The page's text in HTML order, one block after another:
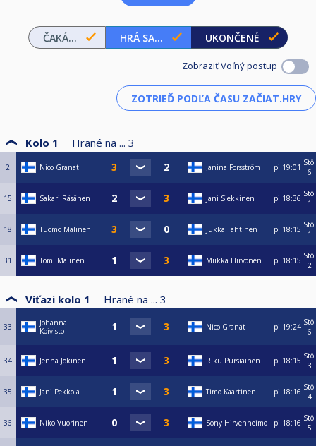
ČAKÁ... HRÁ SA... UKONČENÉ
Zobraziť Voľný postup
Kolo 1 Hrané na ... 3
2 Nico Granat Janina Forsström pi 19:01 Stôl
6
15 Sakari Räsänen Jani Siekkinen pi 18:36 Stôl
1
18 Tuomo Malinen Jukka Tähtinen pi 18:15 Stôl
1
31 Tomi Malinen Miikka Hirvonen pi 18:15 Stôl
2
Víťazi kolo 1 Hrané na ... 3
33
Johanna
Koivisto
Nico Granat pi 19:24 Stôl
6
34 Jenna Jokinen Riku Pursiainen pi 18:15 Stôl
3
35 Jani Pekkola Timo Kaartinen pi 18:16 Stôl
4
36 Niko Vuorinen Sony Hirvenheimo pi 18:16 Stôl
5